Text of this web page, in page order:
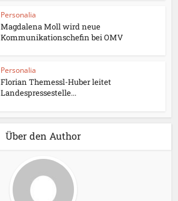
Personalia
Magdalena Moll wird neue
Kommunikationschefin bei OMV
Personalia
Florian Themessl-Huber leitet
Landespressestelle...
Über den Author